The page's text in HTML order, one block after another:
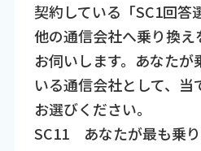
契約している「SC1回答
他の通信会社へ乗り換
お伺いします。あなたが
いる通信会社として、当
お選びください。
SC11 あなたが最も乗